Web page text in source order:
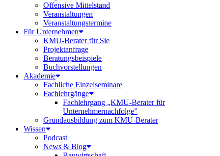
Offensive Mittelstand
Veranstaltungen
Veranstaltungstermine
Für Unternehmen
KMU-Berater für Sie
Projektanfrage
Beratungsbeispiele
Buchvorstellungen
Akademie
Fachliche Einzelseminare
Fachlehrgänge
Fachlehrgang „KMU-Berater für
Unternehmernachfolge”
Grundausbildung zum KMU-Berater
Wissen
Podcast
News & Blog